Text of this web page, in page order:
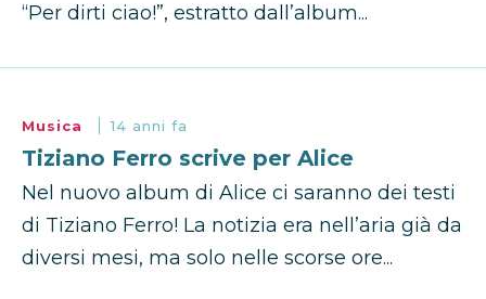
“Per dirti ciao!”, estratto dall’album...
Musica 14 anni fa
Tiziano Ferro scrive per Alice
Nel nuovo album di Alice ci saranno dei testi
di Tiziano Ferro! La notizia era nell’aria già da
diversi mesi, ma solo nelle scorse ore...